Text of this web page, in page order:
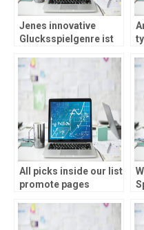
Jenes innovative
Glucksspielgenre ist
Kryptowelt inside
unser legale
Spielothekenwelt
ubergegangen
All picks inside our list
promote pages
choice, ensuring a
knowledgeable